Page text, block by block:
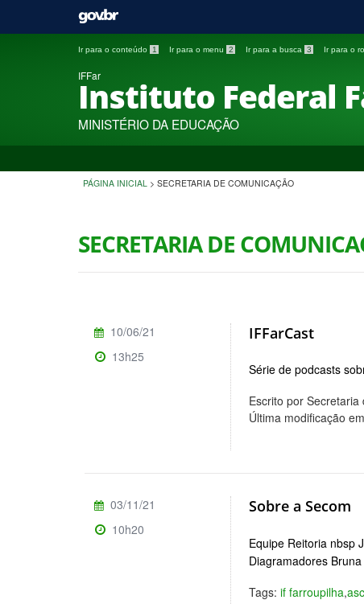
Ir para o conteúdo 1 Ir para o menu 2 Ir para a busca 3 Ir para o
IFFar
Instituto Federal
MINISTÉRIO DA EDUCAÇÃO
PÁGINA INICIAL > SECRETARIA DE COMUNICAÇÃO
SECRETARIA DE
IFFarCast
Série de podcasts
Escrito por Secretaria
Última modificação
10/06/21
13h25
Sobre a Secom
Equipe Reitoria nbsp
Diagramadores
Tags:if farroupilha,
03/11/21
10h20